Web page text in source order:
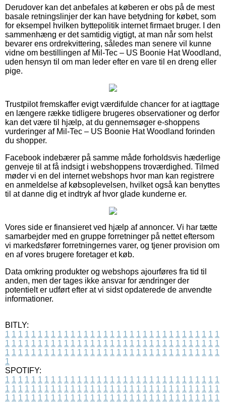
Derudover kan det anbefales at køberen er obs på de mest
basale retningslinjer der kan have betydning for købet, som
for eksempel hvilken byttepolitik internet firmaet bruger. I den
sammenhæng er det samtidig vigtigt, at man når som helst
bevarer ens ordrekvittering, således man senere vil kunne
vidne om bestillingen af Mil-Tec – US Boonie Hat Woodland,
uden hensyn til om man leder efter en vare til en dreng eller
pige.
Trustpilot fremskaffer evigt værdifulde chancer for at iagttage
en længere række tidligere brugeres observationer og derfor
kan det være til hjælp, at du gennemsøger e-shoppens
vurderinger af Mil-Tec – US Boonie Hat Woodland forinden
du shopper.
Facebook indebærer på samme måde forholdsvis hæderlige
genveje til at få indsigt i webshoppens troværdighed. Tilmed
møder vi en del internet webshops hvor man kan registrere
en anmeldelse af købsoplevelsen, hvilket også kan benyttes
til at danne dig et indtryk af hvor glade kunderne er.
Vores side er finansieret ved hjælp af annoncer. Vi har tætte
samarbejder med en gruppe forretninger på nettet eftersom
vi markedsfører forretningernes varer, og tjener provision om
en af vores brugere foretager et køb.
Data omkring produkter og webshops ajourføres fra tid til
anden, men der tages ikke ansvar for ændringer der
potentielt er udført efter at vi sidst opdaterede de anvendte
informationer.
BITLY:
1 1 1 1 1 1 1 1 1 1 1 1 1 1 1 1 1 1 1 1 1 1 1 1 1 1 1 1 1 1 1 1 1
1 1 1 1 1 1 1 1 1 1 1 1 1 1 1 1 1 1 1 1 1 1 1 1 1 1 1 1 1 1 1 1 1
1 1 1 1 1 1 1 1 1 1 1 1 1 1 1 1 1 1 1 1 1 1 1 1 1 1 1 1 1 1 1 1 1
1
SPOTIFY:
1 1 1 1 1 1 1 1 1 1 1 1 1 1 1 1 1 1 1 1 1 1 1 1 1 1 1 1 1 1 1 1 1
1 1 1 1 1 1 1 1 1 1 1 1 1 1 1 1 1 1 1 1 1 1 1 1 1 1 1 1 1 1 1 1 1
1 1 1 1 1 1 1 1 1 1 1 1 1 1 1 1 1 1 1 1 1 1 1 1 1 1 1 1 1 1 1 1 1